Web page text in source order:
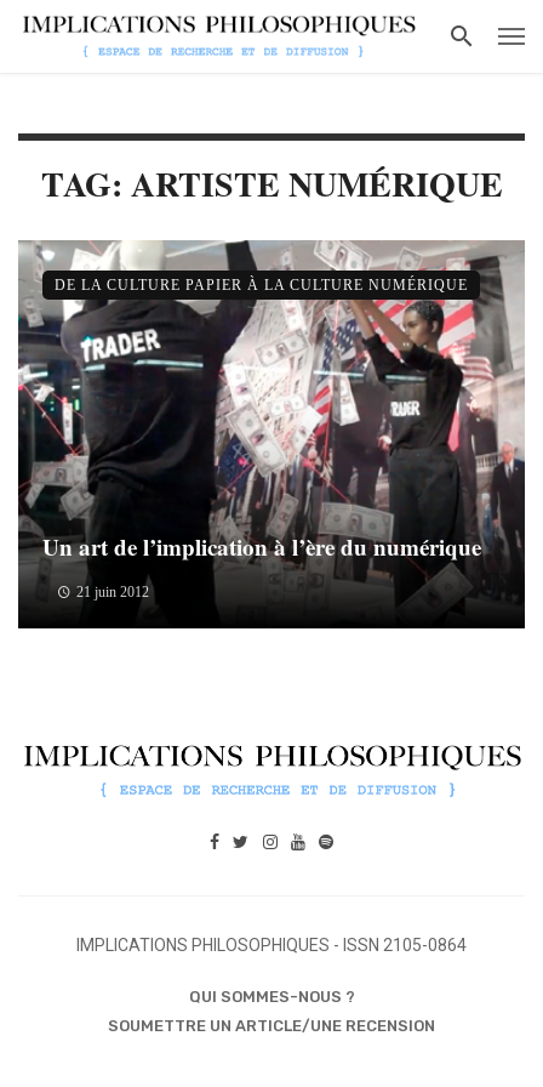
TAG: ARTISTE NUMÉRIQUE
Un art de l’implication à l’ère du numérique
21 juin 2012
DE LA CULTURE PAPIER À LA CULTURE NUMÉRIQUE
IMPLICATIONS PHILOSOPHIQUES - ISSN 2105-0864
QUI SOMMES-NOUS ?
SOUMETTRE UN ARTICLE/UNE RECENSION